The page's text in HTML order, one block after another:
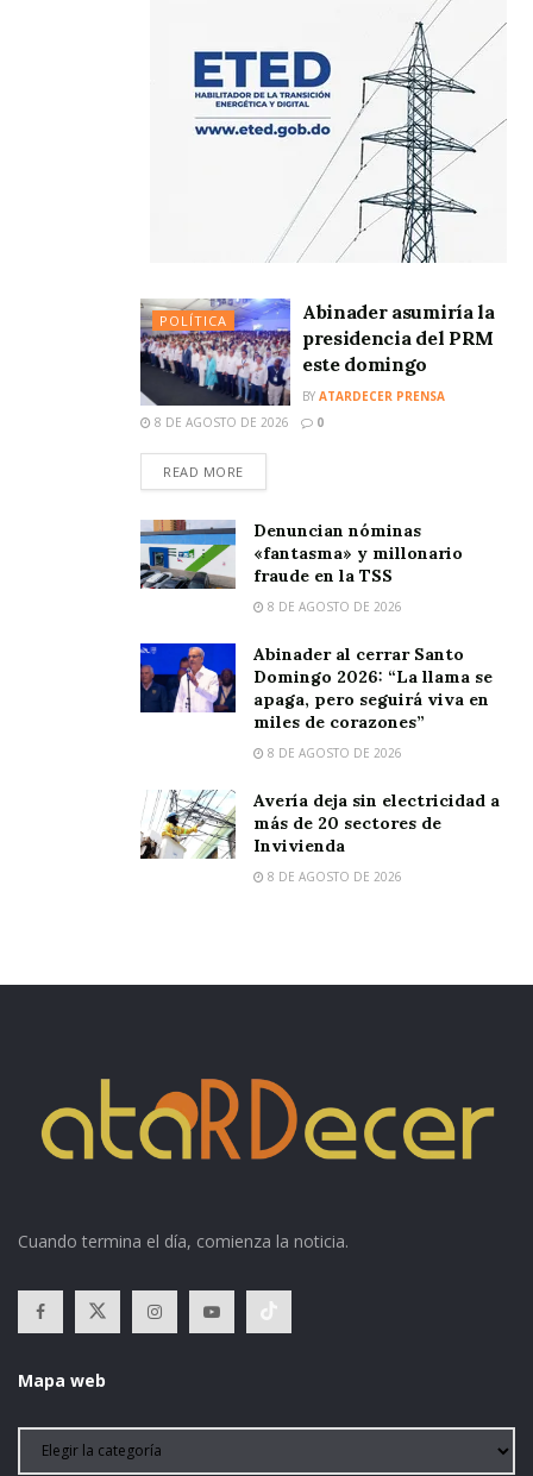
POLÍTICA
Abinader asumiría la
presidencia del PRM
este domingo
BY ATARDECER PRENSA
8 DE AGOSTO DE 2026
0
READ MORE
Denuncian nóminas
«fantasma» y millonario
fraude en la TSS
8 DE AGOSTO DE 2026
Abinader al cerrar Santo
Domingo 2026: “La llama se
apaga, pero seguirá viva en
miles de corazones”
8 DE AGOSTO DE 2026
Avería deja sin electricidad a
más de 20 sectores de
Invivienda
8 DE AGOSTO DE 2026
Cuando termina el día, comienza la noticia.
Mapa web